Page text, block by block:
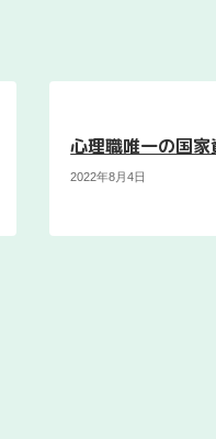
心理職唯一の国
2022年8月4日